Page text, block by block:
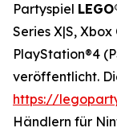
Partyspiel
Series X|S,
PlayStation®4
veröffentlicht.
https://
Händlern für